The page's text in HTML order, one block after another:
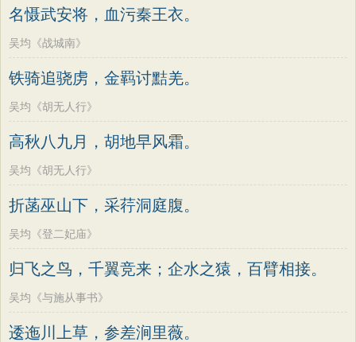
名慑武安将，血污秦王衣。
吴均《战城南》
铁骑追骁虏，金羁讨黠羌。
吴均《胡无人行》
高秋八九月，胡地早风霜。
吴均《胡无人行》
折菡巫山下，采荇洞庭腹。
吴均《登二妃庙》
归飞之鸟，千翼竞来；企水之猿，百臂相接。
吴均《与施从事书》
逶迤川上草，参差涧里薇。